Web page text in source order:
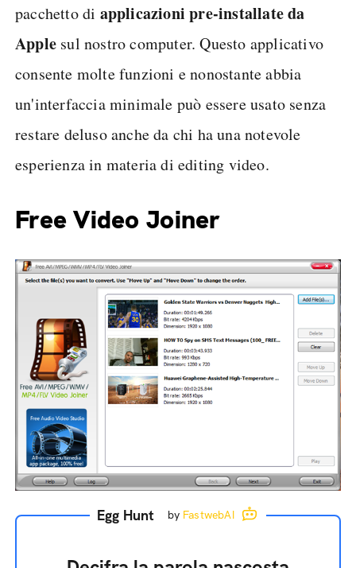
pacchetto di applicazioni pre-installate da
Apple sul nostro computer. Questo applicativo
consente molte funzioni e nonostante abbia
un'interfaccia minimale può essere usato senza
restare deluso anche da chi ha una notevole
esperienza in materia di editing video.
Free Video Joiner
Egg Hunt by FastwebAI